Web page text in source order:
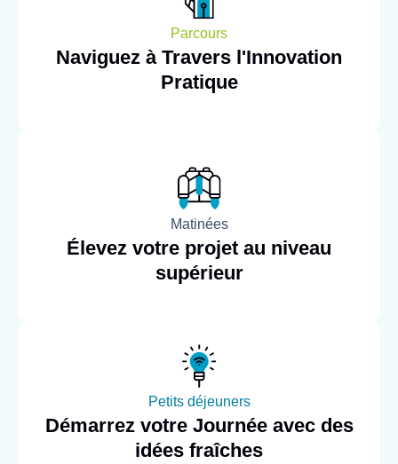
Parcours
Naviguez à Travers l'Innovation
Pratique
Matinées
Élevez votre projet au niveau
supérieur
Petits déjeuners
Démarrez votre Journée avec des
idées fraîches